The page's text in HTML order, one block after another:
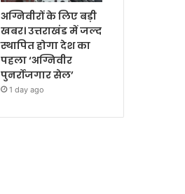
अग्निवीरों के लिए बड़ी
खबर। उत्तराखंड में जल्द
स्थापित होगा देश का
पहला ‘अग्निवीर
पुनर्रोजगार सेल’
1 day ago